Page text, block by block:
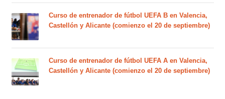
Curso de entrenador de fútbol UEFA B en Valencia,
Castellón y Alicante (comienzo el 20 de septiembre)
Curso de entrenador de fútbol UEFA A en Valencia,
Castellón y Alicante (comienzo el 20 de septiembre)